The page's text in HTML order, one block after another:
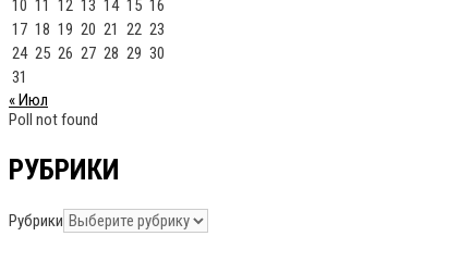
10 11 12 13 14 15 16
17 18 19 20 21 22 23
24 25 26 27 28 29 30
31
« Июл
Poll not found
РУБРИКИ
Рубрики